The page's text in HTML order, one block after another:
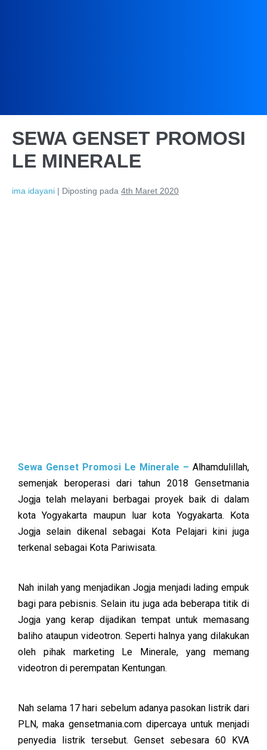
SEWA GENSET PROMOSI
LE MINERALE
ima idayani | Diposting pada 4th Maret 2020
Sewa Genset Promosi Le Minerale – Alhamdulillah,
semenjak beroperasi dari tahun 2018 Gensetmania
Jogja telah melayani berbagai proyek baik di dalam
kota Yogyakarta maupun luar kota Yogyakarta. Kota
Jogja selain dikenal sebagai Kota Pelajari kini juga
terkenal sebagai Kota Pariwisata.
Nah inilah yang menjadikan Jogja menjadi lading empuk
bagi para pebisnis. Selain itu juga ada beberapa titik di
Jogja yang kerap dijadikan tempat untuk memasang
baliho ataupun videotron. Seperti halnya yang dilakukan
oleh pihak marketing Le Minerale, yang memang
videotron di perempatan Kentungan.
Nah selama 17 hari sebelum adanya pasokan listrik dari
PLN, maka gensetmania.com dipercaya untuk menjadi
penyedia listrik tersebut. Genset sebesara 60 KVA